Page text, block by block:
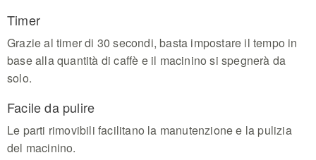
Timer
Grazie al timer di 30 secondi, basta impostare il tempo in
base alla quantità di caffè e il macinino si spegnerà da
solo.
Facile da pulire
Le parti rimovibili facilitano la manutenzione e la pulizia
del macinino.